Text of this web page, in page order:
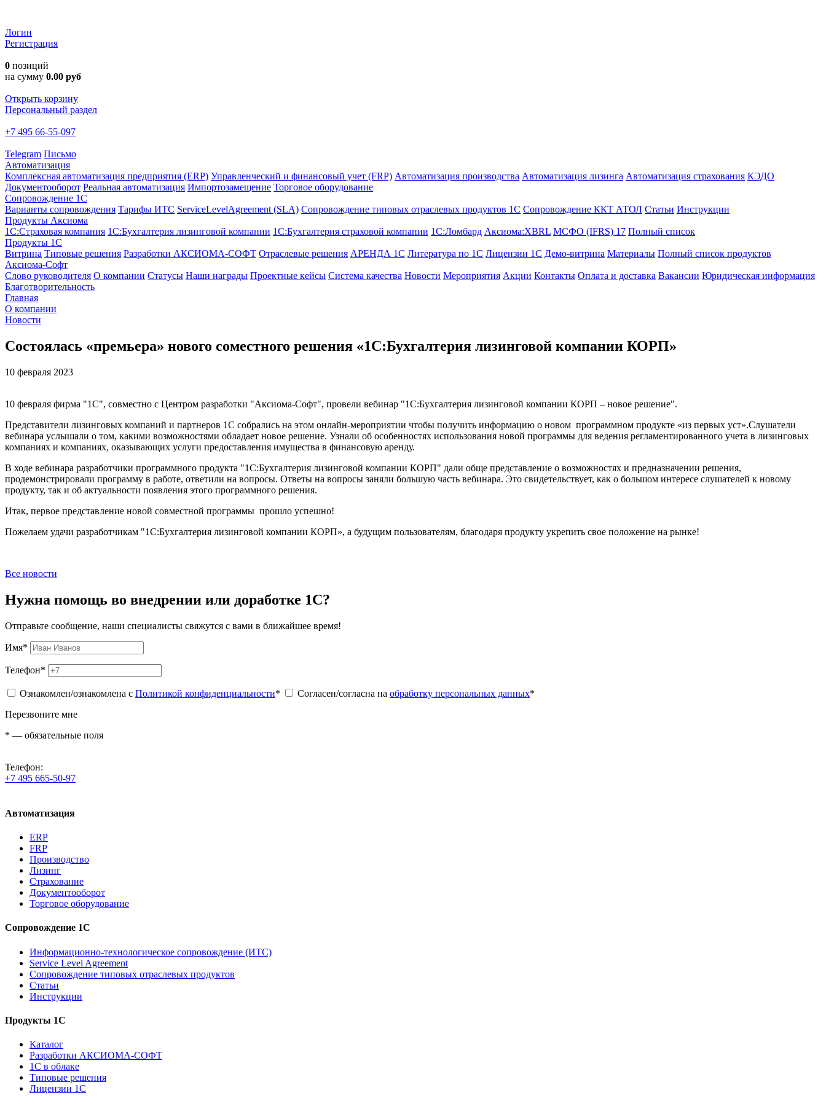
Логин
Регистрация
0 позиций
на сумму 0.00 руб
Открыть корзину
Персональный раздел
+7 495 66-55-097
Telegram Письмо
Автоматизация
Комплексная автоматизация предприятия (ERP) Управленческий и финансовый учет (FRP) Автоматизация производства Автоматизация лизинга Автоматизация страхования КЭДО
Документооборот Реальная автоматизация Импортозамещение Торговое оборудование
Сопровождение 1С
Варианты сопровождения Тарифы ИТС ServiceLevelAgreement (SLA) Сопровождение типовых отраслевых продуктов 1С Сопровождение ККТ АТОЛ Статьи Инструкции
Продукты Аксиома
1С:Страховая компания 1С:Бухгалтерия лизинговой компании 1С:Бухгалтерия страховой компании 1С:Ломбард Аксиома:XBRL МСФО (IFRS) 17 Полный список
Продукты 1С
Витрина Типовые решения Разработки АКСИОМА-СОФТ Отраслевые решения АРЕНДА 1С Литература по 1С Лицензии 1C Демо-витрина Материалы Полный список продуктов
Аксиома-Софт
Слово руководителя О компании Статусы Наши награды Проектные кейсы Система качества Новости Мероприятия Акции Контакты Оплата и доставка Вакансии Юридическая информация
Благотворительность
Главная
О компании
Новости
Cостоялась «премьера» нового соместного решения «1С:Бухгалтерия лизинговой компании КОРП»
10 февраля 2023
10 февраля фирма "1С", совместно с Центром разработки "Аксиома-Софт", провели вебинар "1С:Бухгалтерия лизинговой компании КОРП – новое решение".
Представители лизинговых компаний и партнеров 1С собрались на этом онлайн-мероприятии чтобы получить информацию о новом программном продукте «из первых уст».Слушатели
вебинара услышали о том, какими возможностями обладает новое решение. Узнали об особенностях использования новой программы для ведения регламентированного учета в лизинговых
компаниях и компаниях, оказывающих услуги предоставления имущества в финансовую аренду.
В ходе вебинара разработчики программного продукта "1С:Бухгалтерия лизинговой компании КОРП" дали обще представление о возможностях и предназначении решения,
продемонстрировали программу в работе, ответили на вопросы. Ответы на вопросы заняли большую часть вебинара. Это свидетельствует, как о большом интересе слушателей к новому
продукту, так и об актуальности появления этого программного решения.
Итак, первое представление новой совместной программы прошло успешно!
Пожелаем удачи разработчикам "1С:Бухгалтерия лизинговой компании КОРП», а будущим пользователям, благодаря продукту укрепить свое положение на рынке!
Все новости
Нужна помощь во внедрении или доработке 1С?
Отправьте сообщение, наши специалисты свяжутся с вами в ближайшее время!
Имя*
Телефон*
Ознакомлен/ознакомлена с Политикой конфиденциальности* Согласен/согласна на обработку персональных данных*
Перезвоните мне
* — обязательные поля
Телефон:
+7 495 665-50-97
Автоматизация
ERP
FRP
Производство
Лизинг
Страхование
Документооборот
Торговое оборудование
Сопровождение 1С
Информационно-технологическое сопровождение (ИТС)
Service Level Agreement
Сопровождение типовых отраслевых продуктов
Статьи
Инструкции
Продукты 1С
Каталог
Разработки АКСИОМА-СОФТ
1С в облаке
Типовые решения
Лицензии 1С